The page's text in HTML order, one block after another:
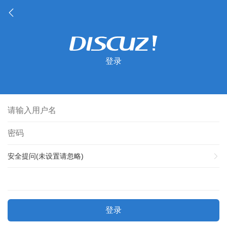
登录
安全提问(未设置请忽略)
登录